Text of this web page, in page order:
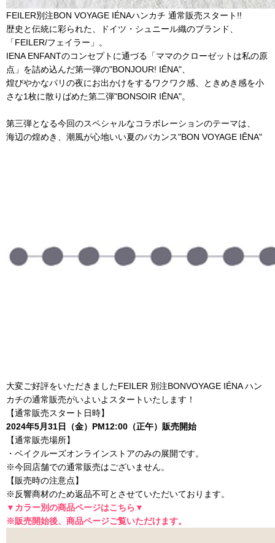
FEILER別注BON VOYAGE IÉNAハンカチ 通常販売スタート!!
歴史と伝統に彩られた、ドイツ・シュニール織のブランド、
「FEILER/フェイラー」。
IENA ENFANTのコンセプトに通づる「ママのクローゼットは私の原
点」を詰め込んだ第一弾の"BONJOUR! IĒNA"、
煌びやかなパリの夜にお出かけをするワクワク感、ときめき感を小
さな1枚に散りばめた第二弾"BONSOIR IĒNA"。
第三弾となる今回のスペシャルなコラボレーションのテーマは、
海辺の煌めき、潮風が心地いい夏のバカンス"BON VOYAGE IĒNA"
大変ご好評をいただきましたFEILER 別注BONVOYAGE IÉNA ハン
カチの通常販売がいよいよスタートいたします！
【通常販売スタート日時】
2024年5月31日（金）PM12:00（正午）販売開始
【通常販売場所】
・ベイクルーズオンラインストアのみの展開です。
※今回店舗での通常販売はございません。
【販売時の注意点】
※反響商材のため返品不可とさせていただいております。
▼カラー別の商品ページはこちら▼
※販売開始後、商品ページご覧いただけます。